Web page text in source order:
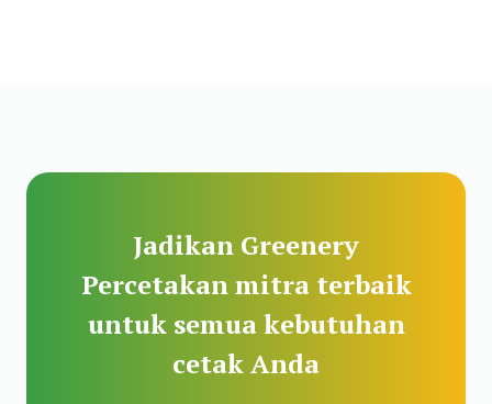
Jadikan Greenery
Percetakan mitra terbaik
untuk semua kebutuhan
cetak Anda